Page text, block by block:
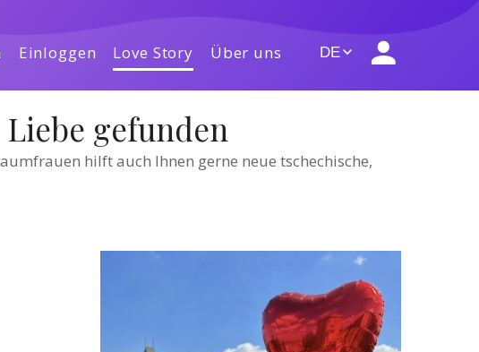
Einloggen Love Story Über uns DE
gefunden
hilft auch Ihnen gerne neue tschechische,